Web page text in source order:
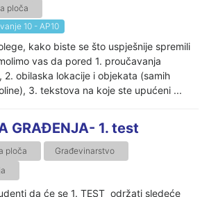
ploča
10 - AP10
kako biste se što uspješnije spremili
vas da pored 1. proučavanja
2. obilaska lokacije i objekata (samih
3. tekstova na koje ste upućeni ...
GRAĐENJA- 1. test
ploča
Građevinarstvo
da će se 1. TEST održati sledeće